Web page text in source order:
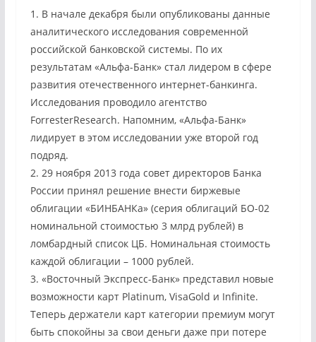
1. В начале декабря были опубликованы данные
аналитического исследования современной
российской банковской системы. По их
результатам «Альфа-Банк» стал лидером в сфере
развития отечественного интернет-банкинга.
Исследования проводило агентство
ForresterResearch. Напомним, «Альфа-Банк»
лидирует в этом исследовании уже второй год
подряд.
2. 29 ноября 2013 года совет директоров Банка
России принял решение внести биржевые
облигации «БИНБАНКа» (серия облигаций БО-02
номинальной стоимостью 3 млрд рублей) в
ломбардный список ЦБ. Номинальная стоимость
каждой облигации – 1000 рублей.
3. «Восточный Экспресс-Банк» представил новые
возможности карт Platinum, VisaGold и Infinite.
Теперь держатели карт категории премиум могут
быть спокойны за свои деньги даже при потере